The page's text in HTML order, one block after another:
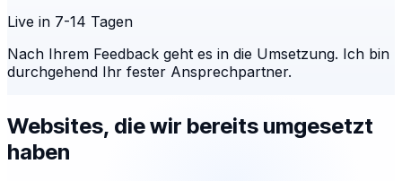
Live in 7-14 Tagen
Nach Ihrem Feedback geht es in die Umsetzung. Ich bin
durchgehend Ihr fester Ansprechpartner.
Websites, die wir bereits umgesetzt
haben